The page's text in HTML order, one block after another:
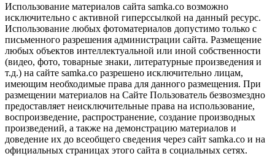
Использование материалов сайта samka.co возможно
исключительно с активной гиперссылкой на данный ресурс.
Использование любых фотоматериалов допустимо только с
письменного разрешения администрации сайта. Размещение
любых объектов интеллектуальной или иной собственности
(видео, фото, товарные знаки, литературные произведения и
т.д.) на сайте samka.co разрешено исключительно лицам,
имеющим необходимые права для данного размещения. При
размещении материалов на Сайте Пользователь безвозмездно
предоставляет неисключительные права на использование,
воспроизведение, распространение, создание производных
произведений, а также на демонстрацию материалов и
доведение их до всеобщего сведения через сайт samka.co и на
официальных страницах этого сайта в социальных сетях.